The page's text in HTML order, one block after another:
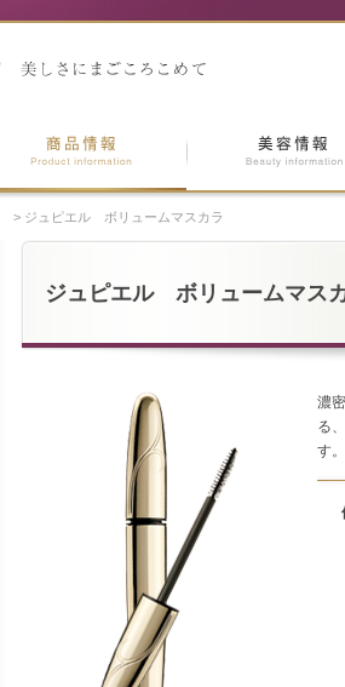
> ジュピエル ボリュームマスカラ
ジュピエル ボリュームマス
濃
る
す。